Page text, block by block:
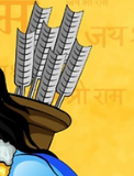
Bhakti.